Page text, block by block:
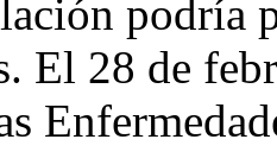
podría
El 28 de